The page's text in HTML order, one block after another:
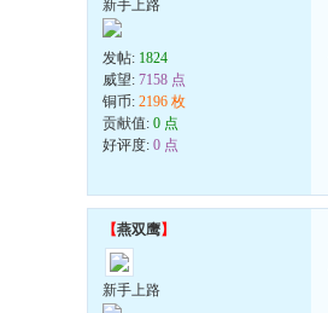
新手上路
发帖: 1824
威望: 7158 点
铜币: 2196 枚
贡献值: 0 点
好评度: 0 点
【燕双鹰】
新手上路